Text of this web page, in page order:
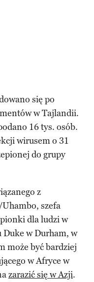
się po
w Tajlandii.
16 tys. osób.
wirusem o 31
do grupy
z
szefa
dla ludzi w
w Durham, w
może być bardziej
w Afryce w
zarazić się w Azji.